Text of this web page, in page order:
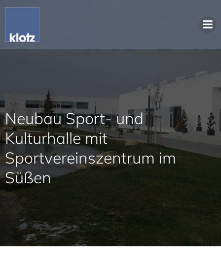
Neubau Sport- und
Kulturhalle mit
Sportvereinszentrum im
Süßen